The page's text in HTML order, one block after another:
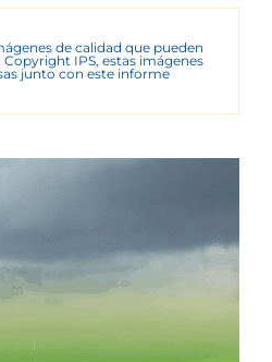
de calidad que pueden
Copyright IPS, estas imágenes
junto con este informe